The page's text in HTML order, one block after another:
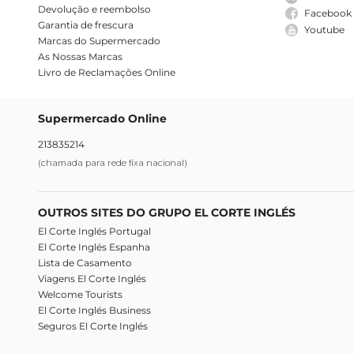
Devolução e reembolso
Garantia de frescura
Marcas do Supermercado
As Nossas Marcas
Livro de Reclamações Online
Facebook
Youtube
Supermercado Online
213835214
(chamada para rede fixa nacional)
OUTROS SITES DO GRUPO EL CORTE INGLÉS
El Corte Inglés Portugal
El Corte Inglés Espanha
Lista de Casamento
Viagens El Corte Inglés
Welcome Tourists
El Corte Inglés Business
Seguros El Corte Inglés